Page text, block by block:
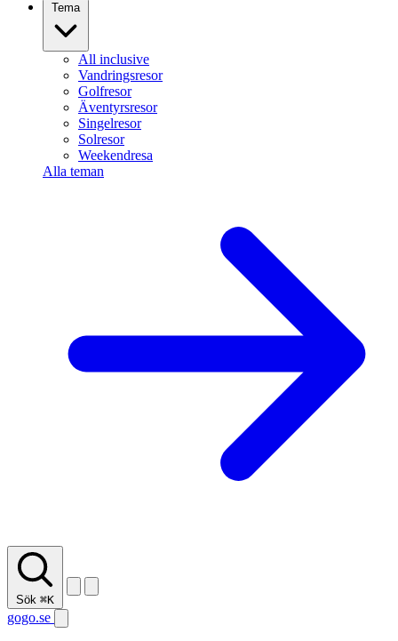
Tema
All inclusive
Vandringsresor
Golfresor
Äventyrsresor
Singelresor
Solresor
Weekendresa
Alla teman
Sök ⌘K
gogo.se